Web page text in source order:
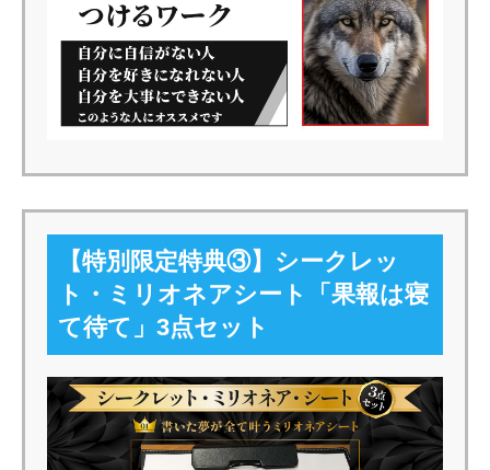
【特別限定特典③】シークレッ
ト・ミリオネアシート「果報は寝
て待て」3点セット